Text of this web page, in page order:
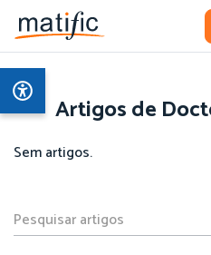
Artigos de
Sem artigos.